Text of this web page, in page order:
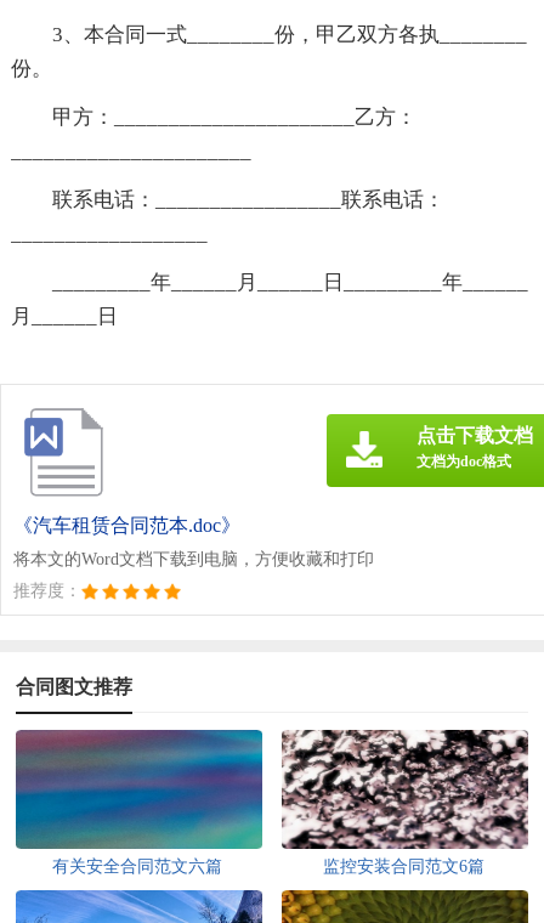
3、本合同一式________份，甲乙双方各执________
份。
甲方：______________________乙方：
联系电话：_________________联系电话：
_________年______月______日_________年______
月______日
《汽车租赁合同范本.doc》
将本文的Word文档下载到电脑，方便收藏和打印
推荐度：
点击下载文档
文档为doc格式
合同图文推荐
有关安全合同范文六篇 监控安装合同范文6篇